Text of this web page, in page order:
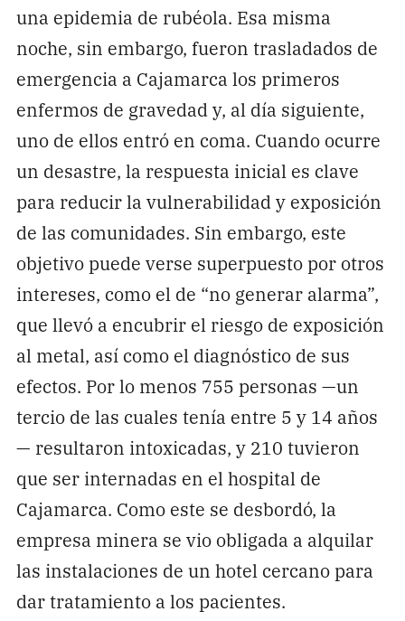
una epidemia de rubéola. Esa misma
noche, sin embargo, fueron trasladados de
emergencia a Cajamarca los primeros
enfermos de gravedad y, al día siguiente,
uno de ellos entró en coma. Cuando ocurre
un desastre, la respuesta inicial es clave
para reducir la vulnerabilidad y exposición
de las comunidades. Sin embargo, este
objetivo puede verse superpuesto por otros
intereses, como el de “no generar alarma”,
que llevó a encubrir el riesgo de exposición
al metal, así como el diagnóstico de sus
efectos. Por lo menos 755 personas —un
tercio de las cuales tenía entre 5 y 14 años
— resultaron intoxicadas, y 210 tuvieron
que ser internadas en el hospital de
Cajamarca. Como este se desbordó, la
empresa minera se vio obligada a alquilar
las instalaciones de un hotel cercano para
dar tratamiento a los pacientes.